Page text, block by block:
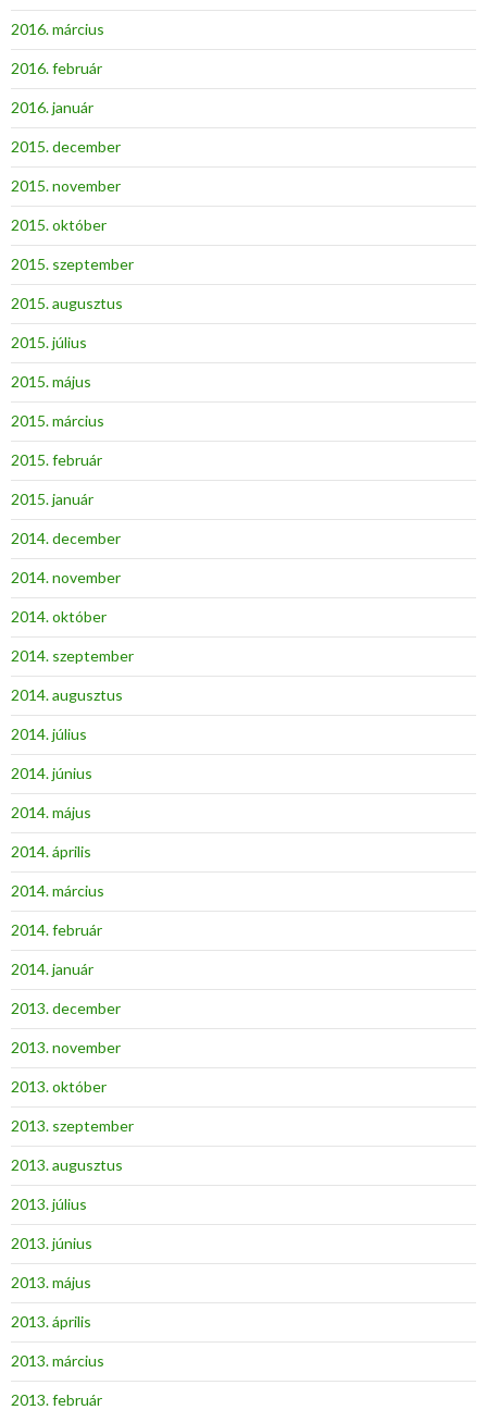
2016. március
2016. február
2016. január
2015. december
2015. november
2015. október
2015. szeptember
2015. augusztus
2015. július
2015. május
2015. március
2015. február
2015. január
2014. december
2014. november
2014. október
2014. szeptember
2014. augusztus
2014. július
2014. június
2014. május
2014. április
2014. március
2014. február
2014. január
2013. december
2013. november
2013. október
2013. szeptember
2013. augusztus
2013. július
2013. június
2013. május
2013. április
2013. március
2013. február